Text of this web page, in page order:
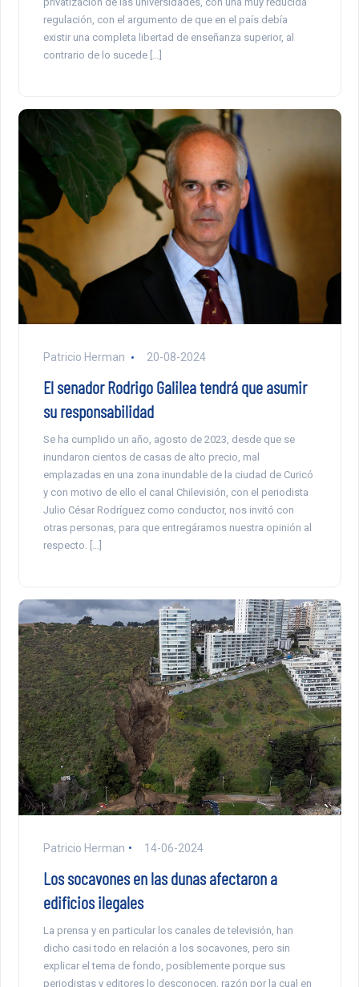
regulación, con el argumento de que en el país debía
existir una completa libertad de enseñanza superior, al
contrario de lo sucede […]
Patricio Herman 20-08-2024
El senador Rodrigo Galilea tendrá que asumir
su responsabilidad
Se ha cumplido un año, agosto de 2023, desde que se
inundaron cientos de casas de alto precio, mal
emplazadas en una zona inundable de la ciudad de Curicó
y con motivo de ello el canal Chilevisión, con el periodista
Julio César Rodríguez como conductor, nos invitó con
otras personas, para que entregáramos nuestra opinión al
respecto. […]
Patricio Herman 14-06-2024
Los socavones en las dunas afectaron a
edificios ilegales
La prensa y en particular los canales de televisión, han
dicho casi todo en relación a los socavones, pero sin
explicar el tema de fondo, posiblemente porque sus
periodistas y editores lo desconocen, razón por la cual en